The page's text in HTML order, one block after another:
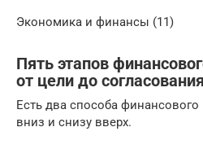
Экономика и финансы (11)
Пять этапов
от цели до согласования
Есть два способа
вниз и снизу вверх.